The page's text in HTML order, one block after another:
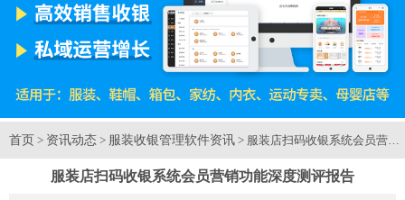
首页 > 资讯动态 > 服装收银管理软件资讯 > 服装店扫码收银系统会员营销
服装店扫码收银系统会员营销功能深度测评报告